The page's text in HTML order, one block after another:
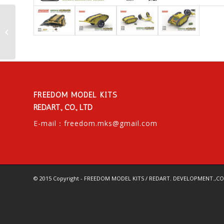
FREEDOM MODEL KITS
REDART., CO., LTD
E-mail： freedom.mks@gmail.com
© 2015 Copyright - FREEDOM MODEL KITS / REDART.
AK-2340 中華民国空軍
F-CK-1 チンクォ戦闘機